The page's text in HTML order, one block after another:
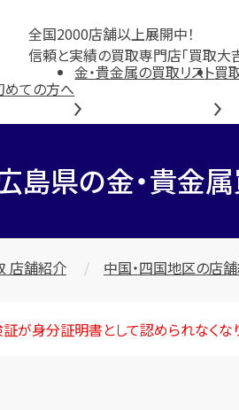
全国2000店舗以上展開中！
信頼と実績の買取専門店「買取大
めての方へ
金・貴金属の買取リスト買
島県の金・貴金
店舗紹介 中国・四国地区の店
身分証明書として認められなくな